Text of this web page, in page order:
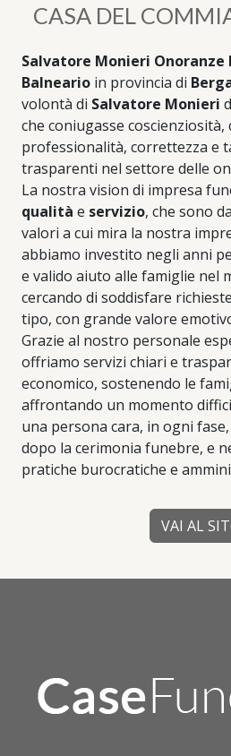
CASA DEL
Salvatore Monieri Onoranze
Balneario in provincia di
volontà di Salvatore Monieri
che coniugasse coscienziosità,
professionalità, correttezza e
trasparenti nel settore delle
La nostra vision di impresa
qualità e servizio, che sono
valori a cui mira la nostra
abbiamo investito negli anni
e valido aiuto alle famiglie nel
cercando di soddisfare
tipo, con grande valore
Grazie al nostro personale
offriamo servizi chiari e
economico, sostenendo le
affrontando un momento
una persona cara, in ogni
dopo la cerimonia funebre, e
pratiche burocratiche e
VAI AL